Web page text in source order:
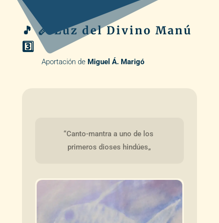
🎵 🪈 Luz del Divino Manú
3️⃣
Aportación de Miguel Á. Marigó
“Canto-mantra a uno de los
primeros dioses hindúes„